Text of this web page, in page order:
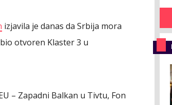
izjavila je danas da Srbija mora
otvoren Klaster 3 u
– Zapadni Balkan u Tivtu, Fon